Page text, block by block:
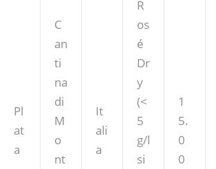
Pl
at
a
C
an
ti
na
di
M
o
nt
It
ali
a
R
os
é
Dr
y
(<
5
g/l
si
1
5.
0
0